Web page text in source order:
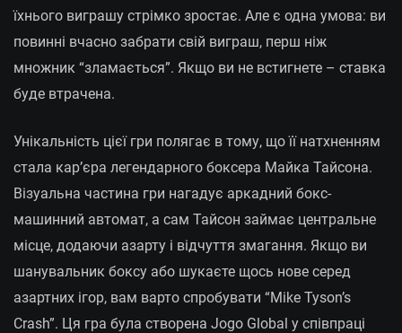
їхнього виграшу стрімко зростає. Але є одна умова: ви
повинні вчасно забрати свій виграш, перш ніж
множник “зламається”. Якщо ви не встигнете – ставка
буде втрачена.
Унікальність цієї гри полягає в тому, що її натхненням
стала кар’єра легендарного боксера Майка Тайсона.
Візуальна частина гри нагадує аркадний бокс-
машинний автомат, а сам Тайсон займає центральне
місце, додаючи азарту і відчуття змагання. Якщо ви
шанувальник боксу або шукаєте щось нове серед
азартних ігор, вам варто спробувати “Mike Tyson’s
Crash”. Ця гра була створена Jogo Global у співпраці